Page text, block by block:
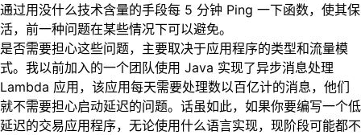
通过用没什么技术含量的手段每 5 分钟 Ping 一下函数，使其保
活，前一种问题在某些情况下可以避免。
是否需要担心这些问题，主要取决于应用程序的类型和流量模
式。我以前加入的一个团队使用 Java 实现了异步消息处理
Lambda 应用，该应用每天需要处理数以百亿计的消息，他们
就不需要担心启动延迟的问题。话虽如此，如果你要编写一个低
延迟的交易应用程序，无论使用什么语言实现，现阶段可能都不